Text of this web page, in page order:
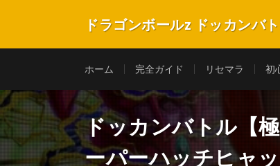
ドラゴンボールz ドッカンバ
ホーム 完全ガイド リセマラ 初
ドッカンバトル【
ーパーハッチヒャ